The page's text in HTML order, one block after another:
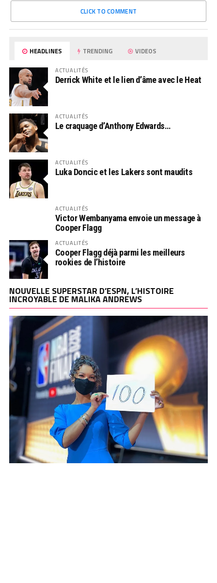
CLICK TO COMMENT
HEADLINES TRENDING VIDEOS
ACTUALITÉS
Derrick White et le lien d’âme avec le Heat
ACTUALITÉS
Le craquage d’Anthony Edwards…
ACTUALITÉS
Luka Doncic et les Lakers sont maudits
ACTUALITÉS
Victor Wembanyama envoie un message à
Cooper Flagg
ACTUALITÉS
Cooper Flagg déjà parmi les meilleurs
rookies de l’histoire
NOUVELLE SUPERSTAR D’ESPN, L’HISTOIRE
INCROYABLE DE MALIKA ANDREWS